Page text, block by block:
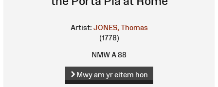
Artist: JONES, Thomas
(1778)
NMW A 88
Mwy am yr eitem hon